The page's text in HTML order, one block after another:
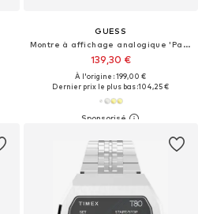
GUESS
Montre à affichage analogique 'Palmer'
139,30 €
À l'origine : 199,00 €
Dernier prix le plus bas :104,25 €